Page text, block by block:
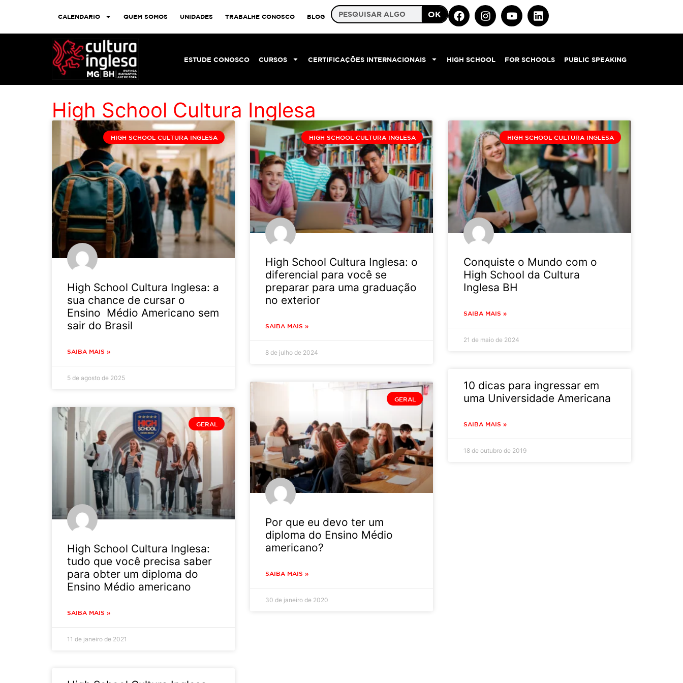
CALENDARIO QUEM SOMOS UNIDADES TRABALHE CONOSCO BLOG OK
ESTUDE CONOSCO CURSOS CERTIFICAÇÕES INTERNACIONAIS HIGH SCHOOL FOR SCHOOLS PUBLIC SPEAKING
High School Cultura Inglesa
HIGH SCHOOL CULTURA INGLESA
High School Cultura Inglesa: a
sua chance de cursar o
Ensino Médio Americano sem
sair do Brasil
SAIBA MAIS »
5 de agosto de 2025
HIGH SCHOOL CULTURA INGLESA
High School Cultura Inglesa: o
diferencial para você se
preparar para uma graduação
no exterior
SAIBA MAIS »
8 de julho de 2024
HIGH SCHOOL CULTURA INGLESA
Conquiste o Mundo com o
High School da Cultura
Inglesa BH
SAIBA MAIS »
21 de maio de 2024
GERAL
High School Cultura Inglesa:
tudo que você precisa saber
para obter um diploma do
Ensino Médio americano
SAIBA MAIS »
11 de janeiro de 2021
GERAL
Por que eu devo ter um
diploma do Ensino Médio
americano?
SAIBA MAIS »
30 de janeiro de 2020
10 dicas para ingressar em
uma Universidade Americana
SAIBA MAIS »
18 de outubro de 2019